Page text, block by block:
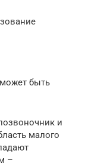
быть
и
малого
–